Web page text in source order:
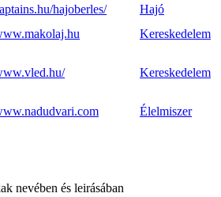
hajoberles/
Hajó
Kereskedelem
Kereskedelem
Élelmiszer
nevében és leirásában